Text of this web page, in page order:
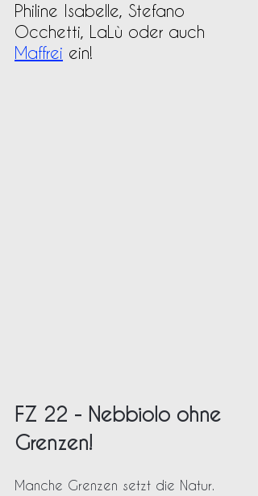
Philine Isabelle, Stefano
Occhetti, LaLù oder auch
Maffrei ein!
FZ 22 - Nebbiolo ohne
Grenzen!
Manche Grenzen setzt die Natur.